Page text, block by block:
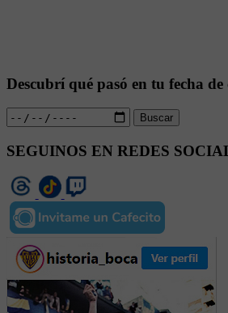
Descubrí qué pasó en tu fecha
Buscar
SEGUINOS EN REDES